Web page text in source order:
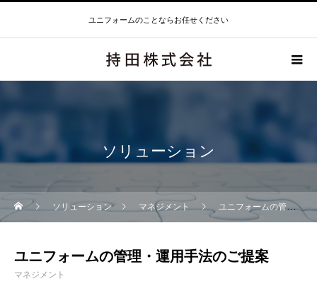
ユニフォームのことならお任せください
ソリューション
ソリューション マネジメント ユニフォームの管理・運用手法のご提案
ユニフォームの管理・運用手法のご提案
マネジメント